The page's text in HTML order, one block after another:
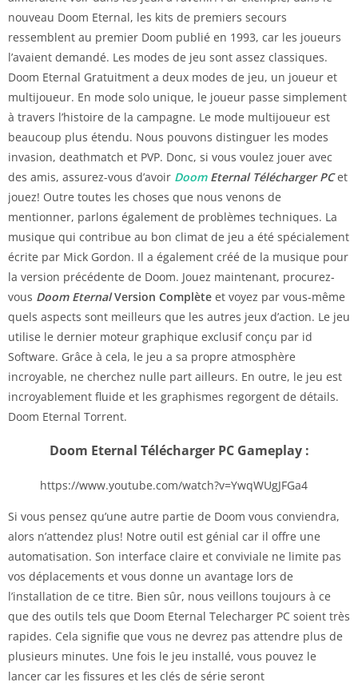
nouveau Doom Eternal, les kits de premiers secours
ressemblent au premier Doom publié en 1993, car les joueurs
l’avaient demandé. Les modes de jeu sont assez classiques.
Doom Eternal Gratuitment a deux modes de jeu, un joueur et
multijoueur. En mode solo unique, le joueur passe simplement
à travers l’histoire de la campagne. Le mode multijoueur est
beaucoup plus étendu. Nous pouvons distinguer les modes
invasion, deathmatch et PVP. Donc, si vous voulez jouer avec
des amis, assurez-vous d’avoir DoomEternal Télécharger PCet
jouez! Outre toutes les choses que nous venons de
mentionner, parlons également de problèmes techniques. La
musique qui contribue au bon climat de jeu a été spécialement
écrite par Mick Gordon. Il a également créé de la musique pour
la version précédente de Doom. Jouez maintenant, procurez-
vous Doom EternalVersion Complète et voyez par vous-même
quels aspects sont meilleurs que les autres jeux d’action. Le jeu
utilise le dernier moteur graphique exclusif conçu par id
Software. Grâce à cela, le jeu a sa propre atmosphère
incroyable, ne cherchez nulle part ailleurs. En outre, le jeu est
incroyablement fluide et les graphismes regorgent de détails.
Doom Eternal Torrent.
Doom Eternal Télécharger PC Gameplay :
https://www.youtube.com/watch?v=YwqWUgJFGa4
Si vous pensez qu’une autre partie de Doom vous conviendra,
alors n’attendez plus! Notre outil est génial car il offre une
automatisation. Son interface claire et conviviale ne limite pas
vos déplacements et vous donne un avantage lors de
l’installation de ce titre. Bien sûr, nous veillons toujours à ce
que des outils tels que Doom Eternal Telecharger PC soient très
rapides. Cela signifie que vous ne devrez pas attendre plus de
plusieurs minutes. Une fois le jeu installé, vous pouvez le
lancer car les fissures et les clés de série seront